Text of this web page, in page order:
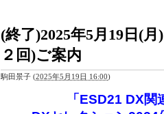
(終了)2025年5月19日(
２回)ご案内
駒田景子 (2025年5月19日 16:00)
「ESD21 DX